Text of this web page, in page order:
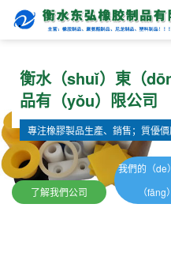
衡水（shuǐ）東（
品有（yǒu）限公司
專注橡膠製品生產、銷售；質優價
了解我們公司
我們的（de
（fāng